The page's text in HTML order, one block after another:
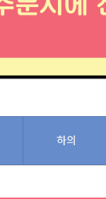
하의